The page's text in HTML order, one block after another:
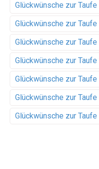
Glückwünsche zur
Glückwünsche zur Taufe
Glückwünsche zur
Glückwünsche zur
Glückwünsche zur
Glückwünsche zur
Glückwünsche zur Taufe